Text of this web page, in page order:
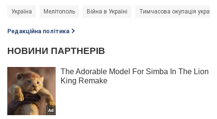
Україна Мелітополь Війна в Україні Тимчасова окупація
Редакційна політика